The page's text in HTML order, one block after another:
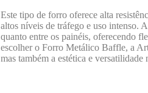
Este tipo de forro oferece alta
altos níveis de tráfego e uso intenso.
quanto entre os painéis, oferecendo
escolher o Forro Metálico Baffle, a
mas também a estética e versatilidade